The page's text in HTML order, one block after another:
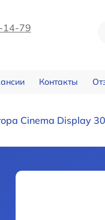
14-79
Контакты
Cinema Display 30